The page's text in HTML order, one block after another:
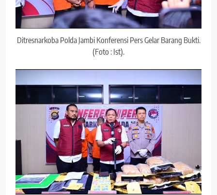
Ditresnarkoba Polda Jambi Konferensi Pers Gelar Barang Bukti.
(Foto : Ist).